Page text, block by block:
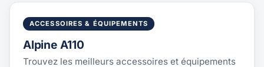
ACCESSOIRES & ÉQUIPEMENTS
Alpine A110
Trouvez les meilleurs accessoires et équipements